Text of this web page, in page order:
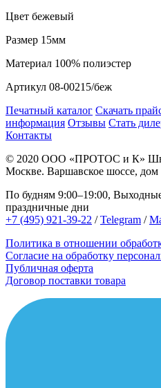
Цвет бежевый
Размер 15мм
Материал 100% полиэстер
Артикул 08-00215/беж
Печатный каталог Скачать
информация Отзывы Стать
Контакты
© 2020 ООО «ПРОТОС и К»
Москве. Варшавское шоссе, дом
По будням 9:00–19:00,
праздничные дни
+7 (495) 921-39-22 /Telegram /
Политика в отношении
Согласие на обработку
Публичная оферта
Договор поставки товара